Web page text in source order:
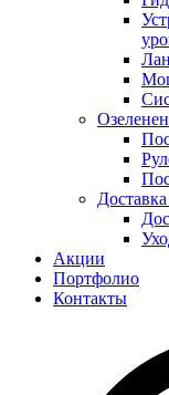
Акции
Портфолио
Контакты